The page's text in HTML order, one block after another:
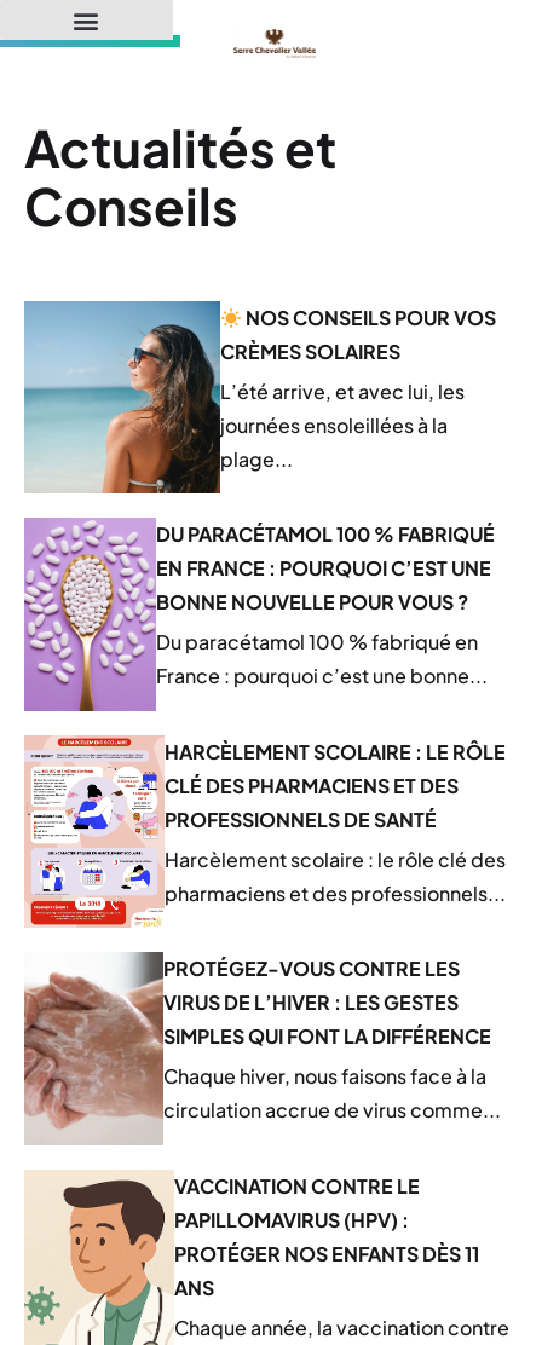
Actualités et
Conseils
NOS CONSEILS POUR VOS
CRÈMES SOLAIRES
L’été arrive, et avec lui, les
journées ensoleillées à la
plage...
DU PARACÉTAMOL 100 % FABRIQUÉ
EN FRANCE : POURQUOI C’EST UNE
BONNE NOUVELLE POUR VOUS ?
Du paracétamol 100 % fabriqué en
France : pourquoi c’est une bonne...
HARCÈLEMENT SCOLAIRE : LE RÔLE
CLÉ DES PHARMACIENS ET DES
PROFESSIONNELS DE SANTÉ
Harcèlement scolaire : le rôle clé des
pharmaciens et des professionnels...
PROTÉGEZ-VOUS CONTRE LES
VIRUS DE L’HIVER : LES GESTES
SIMPLES QUI FONT LA DIFFÉRENCE
Chaque hiver, nous faisons face à la
circulation accrue de virus comme...
VACCINATION CONTRE LE
PAPILLOMAVIRUS (HPV) :
PROTÉGER NOS ENFANTS DÈS 11
ANS
Chaque année, la vaccination contre